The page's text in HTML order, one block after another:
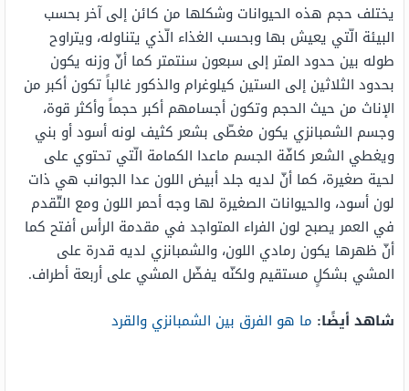
يختلف حجم هذه الحيوانات وشكلها من كائن إلى آخر بحسب
البيئة الّتي يعيش بها وبحسب الغذاء الّذي يتناوله، ويتراوح
طوله بين حدود المتر إلى سبعون سنتمتر كما أنّ وزنه يكون
بحدود الثلاثين إلى الستين كيلوغرام والذكور غالباً تكون أكبر من
الإناث من حيث الحجم وتكون أجسامهم أكبر حجماً وأكثر قوة،
وجسم الشمبانزي يكون مغطّى بشعر كثيف لونه أسود أو بني
ويغطي الشعر كافّة الجسم ماعدا الكمامة الّتي تحتوي على
لحية صغيرة، كما أنّ لديه جلد أبيض اللون عدا الجوانب هي ذات
لون أسود، والحيوانات الصغيرة لها وجه أحمر اللون ومع التّقدم
في العمر يصبح لون الفراء المتواجد في مقدمة الرأس أفتح كما
أنّ ظهرها يكون رمادي اللون، والشمبانزي لديه قدرة على
المشي بشكلٍ مستقيم ولكنّه يفضّل المشي على أربعة أطراف.
شاهد أيضًا: ما هو الفرق بين الشمبانزي والقرد